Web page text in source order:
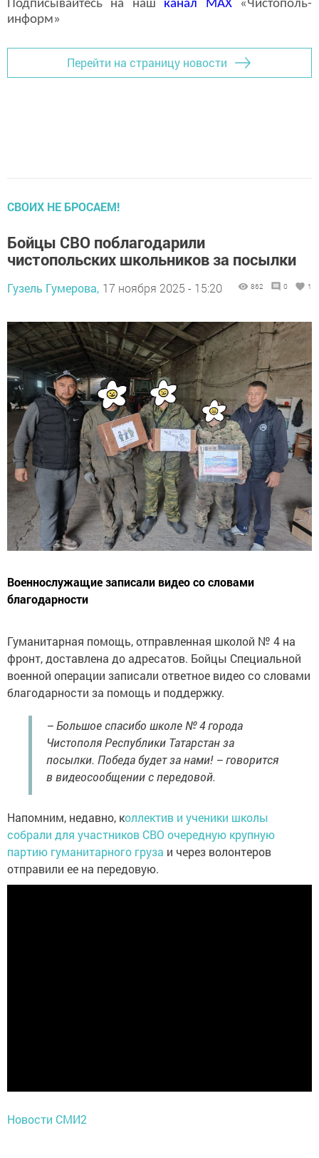
Подписывайтесь на наш канал MAX«Чистополь-
информ»
Перейти на страницу новости
СВОИХ НЕ БРОСАЕМ!
Бойцы СВО поблагодарили
чистопольских школьников за посылки
Гузель Гумерова, 17 ноября 2025 - 15:20 862 0 1
Военнослужащие записали видео со словами
благодарности
Гуманитарная помощь, отправленная школой № 4 на
фронт, доставлена до адресатов. Бойцы Специальной
военной операции записали ответное видео со словами
благодарности за помощь и поддержку.
– Большое спасибо школе № 4 города
Чистополя Республики Татарстан за
посылки. Победа будет за нами! – говорится
в видеосообщении с передовой.
Напомним, недавно, коллектив и ученики школы
собрали для участников СВО очередную крупную
партию гуманитарного груза и через волонтеров
отправили ее на передовую.
Новости СМИ2